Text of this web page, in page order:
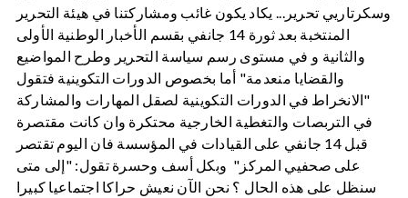
وسكرتاريي تحرير... يكاد يكون غائب ومشاركتنا في هيئة التحرير
المنتخبة بعد ثورة 14 جانفي بقسم الأخبار الوطنية الأولى
والثانية و في مستوى رسم سياسة التحرير وطرح المواضيع
والقضايا منعدمة" أما بخصوص الدورات التكوينية فتقول
"الانخراط في الدورات التكوينية لصقل المهارات والمشاركة
في التربصات والتغطية الخارجية محتكرة وان كانت مقتصرة
قبل 14 جانفي على القيادات في المؤسسة فان اليوم تقتصر
على صحفيي المركز" وبكل أسف وحسرة تقول: "إلى متى
سنظل على هذه الحال ؟ نحن الآن نعيش حراكا اجتماعيا كبيرا